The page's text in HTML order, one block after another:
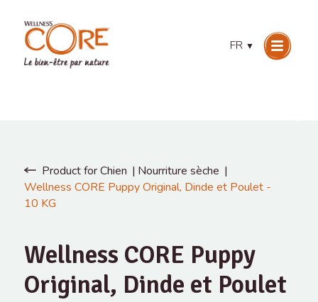
FR ▼
Product for Chien
Nourriture sèche
Wellness CORE Puppy Original, Dinde et Poulet -
10 KG
Wellness CORE Puppy
Original, Dinde et Poulet